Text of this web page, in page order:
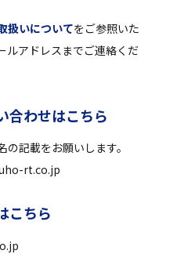
扱いについてをご参照いた
ルアドレスまでご連絡くだ
合わせはこちら
記載をお願いします。
rt.co.jp
こちら